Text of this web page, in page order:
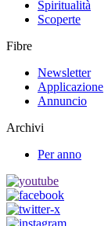
Spiritualità
Scoperte
Fibre
Newsletter
Applicazione
Annuncio
Archivi
Per anno